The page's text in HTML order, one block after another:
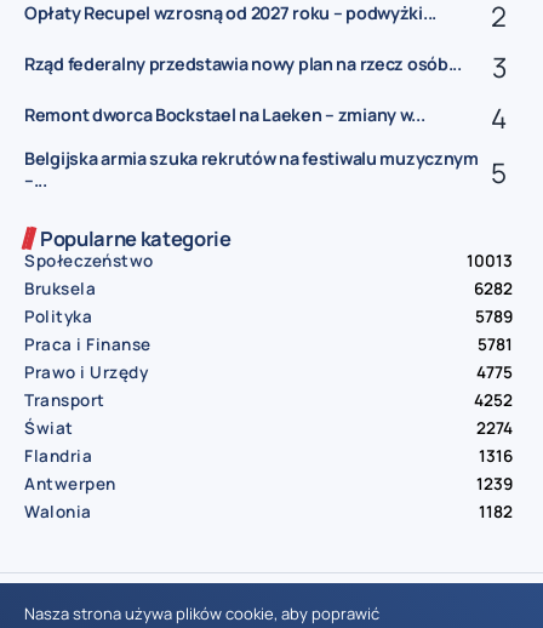
Opłaty Recupel wzrosną od 2027 roku – podwyżki...
Rząd federalny przedstawia nowy plan na rzecz osób...
Remont dworca Bockstael na Laeken – zmiany w...
Belgijska armia szuka rekrutów na festiwalu muzycznym
–...
Popularne kategorie
Społeczeństwo
10013
Bruksela
6282
Polityka
5789
Praca i Finanse
5781
Prawo i Urzędy
4775
Transport
4252
Świat
2274
Flandria
1316
Antwerpen
1239
Walonia
1182
© Aktualnosci.be – All Right Reserved 2016-2026
Nasza strona używa plików cookie, aby poprawić